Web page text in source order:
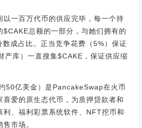
以一百万代币的供应完毕，每一个持
$CAKE总额的一部分，与她们拥有的
成占比。正当竞争花费（5%）保证
库）一直搜集$CAKE，保证供应缩
50亿美金）是PancakeSwap在火币
喜爱的原生态代币，为质押贷款者和
利、福利彩票系统软件、NFT挖币和
市场。